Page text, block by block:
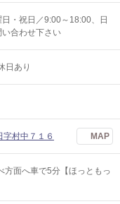
・祝日／9:00～18:00、日
合わせ下さい
日あり
村中７１６ MAP
方面へ車で5分【ほっともっ